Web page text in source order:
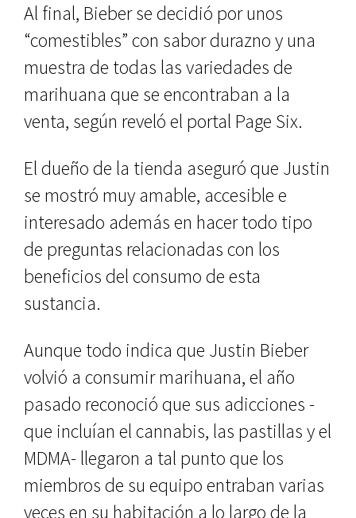
Al final, Bieber se decidió por unos
“comestibles” con sabor durazno y una
muestra de todas las variedades de
marihuana que se encontraban a la
venta, según reveló el portal Page Six.
El dueño de la tienda aseguró que Justin
se mostró muy amable, accesible e
interesado además en hacer todo tipo
de preguntas relacionadas con los
beneficios del consumo de esta
sustancia.
Aunque todo indica que Justin Bieber
volvió a consumir marihuana, el año
pasado reconoció que sus adicciones -
que incluían el cannabis, las pastillas y el
MDMA- llegaron a tal punto que los
miembros de su equipo entraban varias
veces en su habitación a lo largo de la